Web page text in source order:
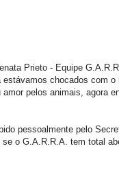
Prieto - Equipe
chocados com
pelos animais, agora
pessoalmente pelo
o G.A.R.R.A. tem total